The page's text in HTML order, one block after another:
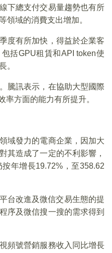
下總支付交易量趨勢也有所
領域的消費支出增加。
度有所加快，得益於企業客
括GPU租賃和API token使
。
騰訊表示，在協助大型國際
率方面的能力有所提升。
域發力的電商企業，因加大
其造成了一定的不利影響，
年增長19.72%，至358.62
台改進及微信交易生態的提
序及微信搜一搜的需求得到
頻號營銷服務收入同比增長